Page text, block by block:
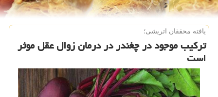
یافته محققان اتریشی؛
تركیب موجود در چغندر در درمان زوال عقل موثر
است